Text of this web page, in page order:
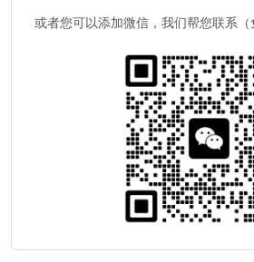
或者您可以添加微信，我们帮您联系（